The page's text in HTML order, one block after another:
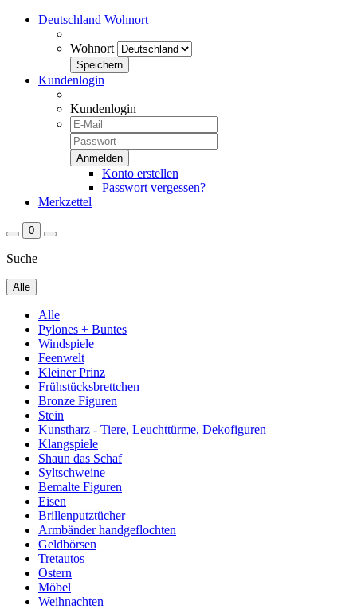
Deutschland Wohnort
Wohnort
Kundenlogin
Kundenlogin
Konto erstellen
Passwort vergessen?
Merkzettel
0
Suche
Alle
Alle
Pylones + Buntes
Windspiele
Feenwelt
Kleiner Prinz
Frühstücksbrettchen
Bronze Figuren
Stein
Kunstharz - Tiere, Leuchttürme, Dekofiguren
Klangspiele
Shaun das Schaf
Syltschweine
Bemalte Figuren
Eisen
Brillenputztücher
Armbänder handgeflochten
Geldbörsen
Tretautos
Ostern
Möbel
Weihnachten